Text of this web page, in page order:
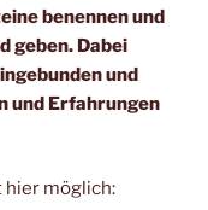
benennen und
geben. Dabei
und
und Erfahrungen
hier möglich: